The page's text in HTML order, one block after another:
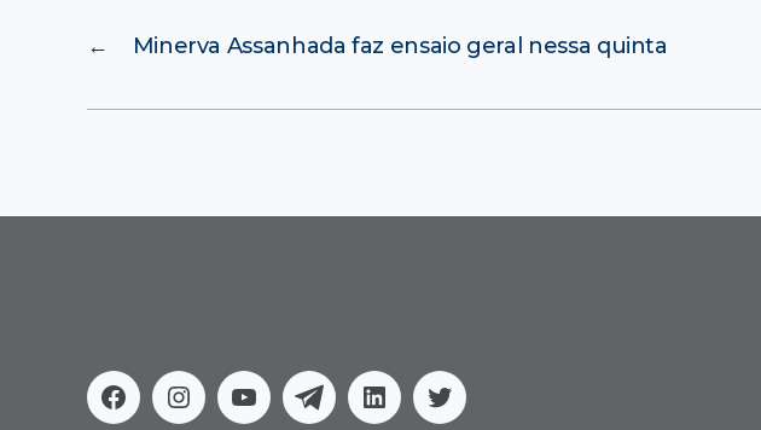
← Minerva Assanhada faz ensaio geral nessa quinta
FacebookInstagram
YoutubeTelegramLinkedinTwitter